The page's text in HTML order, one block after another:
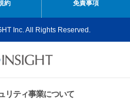
約 免責事項
Inc. All Rights Reserved.
リティ事業について